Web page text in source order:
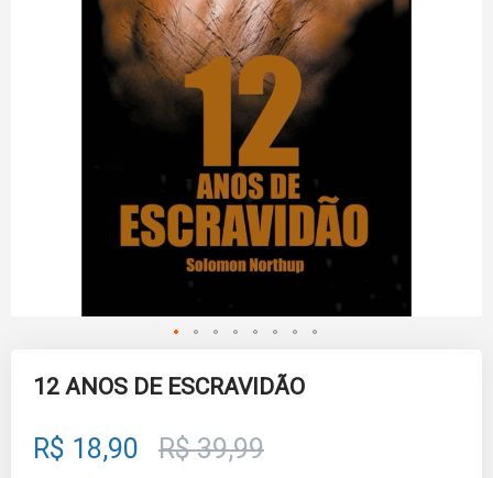
12 ANOS DE ESCRAVIDÃO
R$ 18,90 R$ 39,99